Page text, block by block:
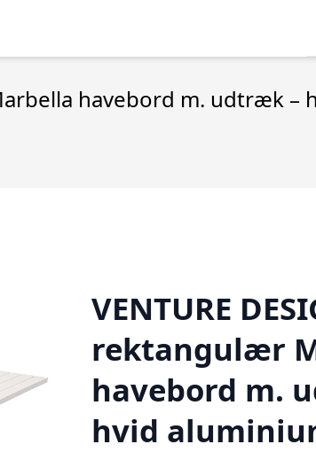
havebord m. udtræk –
VENTURE
rektangulær
havebord m.
hvid